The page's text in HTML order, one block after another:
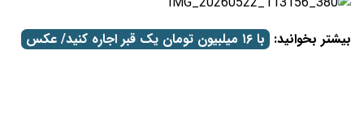
بیشتر بخوانید: با ۱۶ میلبیون تومان یک قبر اجاره کنید/ عکس